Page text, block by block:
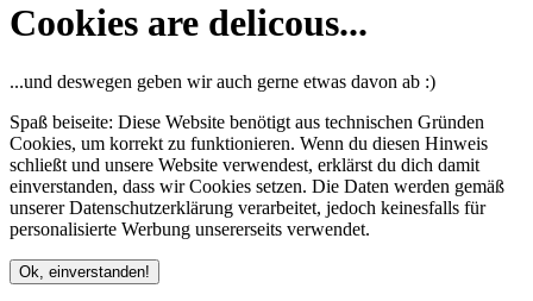
Cookies are delicous...
...und deswegen geben wir auch gerne etwas davon ab :)
Spaß beiseite: Diese Website benötigt aus technischen Gründen
Cookies, um korrekt zu funktionieren. Wenn du diesen Hinweis
schließt und unsere Website verwendest, erklärst du dich damit
einverstanden, dass wir Cookies setzen. Die Daten werden gemäß
unserer Datenschutzerklärung verarbeitet, jedoch keinesfalls für
personalisierte Werbung unsererseits verwendet.
Ok, einverstanden!